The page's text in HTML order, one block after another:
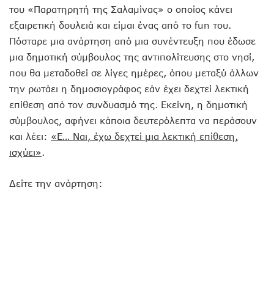
του «Παρατηρητή της Σαλαμίνας» ο οποίος κάνει
εξαιρετική δουλειά και είμαι ένας από το fun του.
Πόσταρε μια ανάρτηση από μια συνέντευξη που έδωσε
μια δημοτική σύμβουλος της αντιπολίτευσης στο νησί,
που θα μεταδοθεί σε λίγες ημέρες, όπου μεταξύ άλλων
την ρωτάει η δημοσιογράφος εάν έχει δεχτεί λεκτική
επίθεση από τον συνδυασμό της. Εκείνη, η δημοτική
σύμβουλος, αφήνει κάποια δευτερόλεπτα να περάσουν
και λέει: «Ε… Ναι, έχω δεχτεί μια λεκτική επίθεση,
ισχύει».
Δείτε την ανάρτηση: